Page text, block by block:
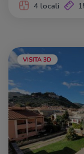
4 locali
VISITA 3D